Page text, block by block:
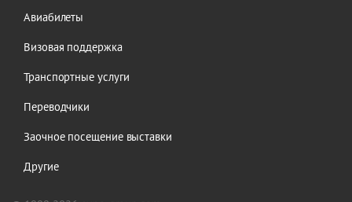
Авиабилеты
Визовая поддержка
Транспортные услуги
Переводчики
Заочное посещение выставки
Другие